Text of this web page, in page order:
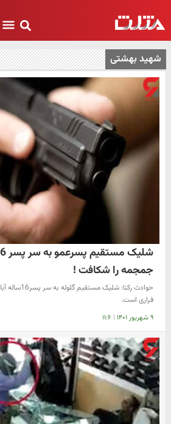
شهید بهشتی
جمجمه را شکافت !
حوادث رکنا:
فراری است.
۹ شهریور ۱۴۰۱ | ۱۱:۶